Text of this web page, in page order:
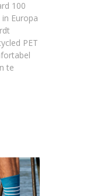
100
Europa
PET
te